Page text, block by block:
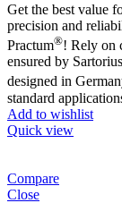
Get the best value
precision and
Practum®! Rely on
ensured by
designed in
standard
Add to wishlist
Quick view
Compare
Close